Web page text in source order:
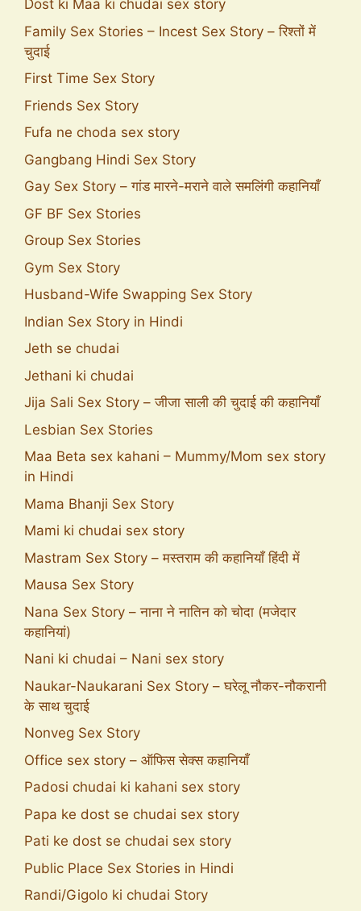
Dost ki Maa ki chudai sex story
Family Sex Stories – Incest Sex Story – रिश्तों में
चुदाई
First Time Sex Story
Friends Sex Story
Fufa ne choda sex story
Gangbang Hindi Sex Story
Gay Sex Story – गांड मारने-मराने वाले समलिंगी कहानियाँ
GF BF Sex Stories
Group Sex Stories
Gym Sex Story
Husband-Wife Swapping Sex Story
Indian Sex Story in Hindi
Jeth se chudai
Jethani ki chudai
Jija Sali Sex Story – जीजा साली की चुदाई की कहानियाँ
Lesbian Sex Stories
Maa Beta sex kahani – Mummy/Mom sex story
in Hindi
Mama Bhanji Sex Story
Mami ki chudai sex story
Mastram Sex Story – मस्तराम की कहानियाँ हिंदी में
Mausa Sex Story
Nana Sex Story – नाना ने नातिन को चोदा (मजेदार
कहानियां)
Nani ki chudai – Nani sex story
Naukar-Naukarani Sex Story – घरेलू नौकर-नौकरानी
के साथ चुदाई
Nonveg Sex Story
Office sex story – ऑफिस सेक्स कहानियाँ
Padosi chudai ki kahani sex story
Papa ke dost se chudai sex story
Pati ke dost se chudai sex story
Public Place Sex Stories in Hindi
Randi/Gigolo ki chudai Story